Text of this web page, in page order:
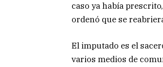
caso ya había
ordenó que se
El imputado es el
varios medios de